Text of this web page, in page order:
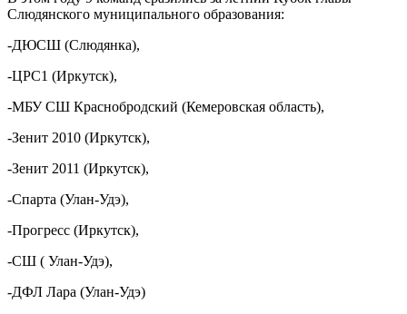
Слюдянского муниципального образования:
-ДЮСШ (Слюдянка),
-ЦРС1 (Иркутск),
-МБУ СШ Краснобродский (Кемеровская область),
-Зенит 2010 (Иркутск),
-Зенит 2011 (Иркутск),
-Спарта (Улан-Удэ),
-Прогресс (Иркутск),
-СШ ( Улан-Удэ),
-ДФЛ Лара (Улан-Удэ)